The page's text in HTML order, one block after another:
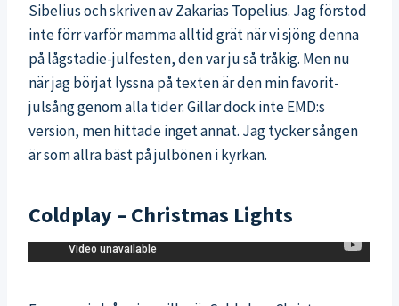
Sibelius och skriven av Zakarias Topelius. Jag förstod
inte förr varför mamma alltid grät när vi sjöng denna
på lågstadie-julfesten, den var ju så tråkig. Men nu
när jag börjat lyssna på texten är den min favorit-
julsång genom alla tider. Gillar dock inte EMD:s
version, men hittade inget annat. Jag tycker sången
är som allra bäst på julbönen i kyrkan.
Coldplay – Christmas Lights